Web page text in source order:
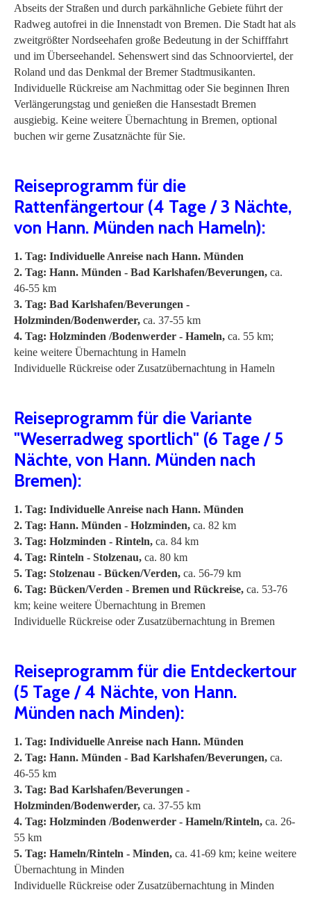
Abseits der Straßen und durch parkähnliche Gebiete führt der
Radweg autofrei in die Innenstadt von Bremen. Die Stadt hat als
zweitgrößter Nordseehafen große Bedeutung in der Schifffahrt
und im Überseehandel. Sehenswert sind das Schnoorviertel, der
Roland und das Denkmal der Bremer Stadtmusikanten.
Individuelle Rückreise am Nachmittag oder Sie beginnen Ihren
Verlängerungstag und genießen die Hansestadt Bremen
ausgiebig. Keine weitere Übernachtung in Bremen, optional
buchen wir gerne Zusatznächte für Sie.
Reiseprogramm für die
Rattenfängertour (4 Tage / 3 Nächte,
von Hann. Münden nach Hameln):
1. Tag: Individuelle Anreise nach Hann. Münden
2. Tag: Hann. Münden - Bad Karlshafen/Beverungen, ca.
46-55 km
3. Tag: Bad Karlshafen/Beverungen -
Holzminden/Bodenwerder, ca. 37-55 km
4. Tag: Holzminden /Bodenwerder - Hameln, ca. 55 km;
keine weitere Übernachtung in Hameln
Individuelle Rückreise oder Zusatzübernachtung in Hameln
Reiseprogramm für die Variante
"Weserradweg sportlich" (6 Tage / 5
Nächte, von Hann. Münden nach
Bremen):
1. Tag: Individuelle Anreise nach Hann. Münden
2. Tag: Hann. Münden - Holzminden, ca. 82 km
3. Tag: Holzminden - Rinteln, ca. 84 km
4. Tag: Rinteln - Stolzenau, ca. 80 km
5. Tag: Stolzenau - Bücken/Verden, ca. 56-79 km
6. Tag: Bücken/Verden - Bremen und Rückreise, ca. 53-76
km; keine weitere Übernachtung in Bremen
Individuelle Rückreise oder Zusatzübernachtung in Bremen
Reiseprogramm für die Entdeckertour
(5 Tage / 4 Nächte, von Hann.
Münden nach Minden):
1. Tag: Individuelle Anreise nach Hann. Münden
2. Tag: Hann. Münden - Bad Karlshafen/Beverungen, ca.
46-55 km
3. Tag: Bad Karlshafen/Beverungen -
Holzminden/Bodenwerder, ca. 37-55 km
4. Tag: Holzminden /Bodenwerder - Hameln/Rinteln, ca. 26-
55 km
5. Tag: Hameln/Rinteln - Minden, ca. 41-69 km; keine weitere
Übernachtung in Minden
Individuelle Rückreise oder Zusatzübernachtung in Minden